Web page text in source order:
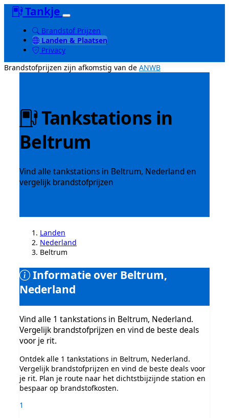
Tankje
Brandstof Prijzen
Landen & Plaatsen
Privacy
Brandstofprijzen zijn afkomstig van de ANWB
Tankstations in
Beltrum
Vind alle tankstations in Beltrum, Nederland en
vergelijk brandstofprijzen
Landen
Nederland
Beltrum
Informatie over Beltrum,
Nederland
Vind alle 1 tankstations in Beltrum, Nederland.
Vergelijk brandstofprijzen en vind de beste deals
voor je rit.
Ontdek alle 1 tankstations in Beltrum, Nederland.
Vergelijk brandstofprijzen en vind de beste deals voor
je rit. Plan je route naar het dichtstbijzijnde station en
bespaar op brandstofkosten.
1